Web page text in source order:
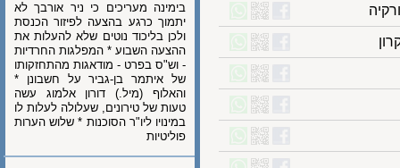
בימינה מעריכים כי ניר אורבך לא
יתמוך כרגע בהצעה לפיזור הכנסת
ולכן בליכוד נוטים שלא להעלות את
ההצעה השבוע * המפלגות החרדיות
- וש"ס בפרט - מודאגות מהתחזקותו
של איתמר בן-גביר על חשבונן *
והאלוף (מיל.) דורון אלמוג עשה
טעות של טירונים, שעלולה לעלות לו
במינויו ליו"ר הסוכנות * שלוש הערות
פוליטיות